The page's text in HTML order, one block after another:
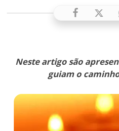
Neste artigo são
guiam o